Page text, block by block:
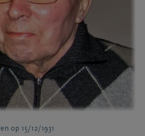
op 15/12/1931